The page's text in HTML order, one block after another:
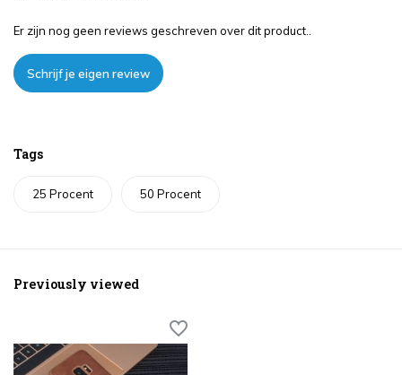
Er zijn nog geen reviews geschreven over dit product..
Schrijf je eigen review
Tags
25 Procent 50 Procent
Previously viewed